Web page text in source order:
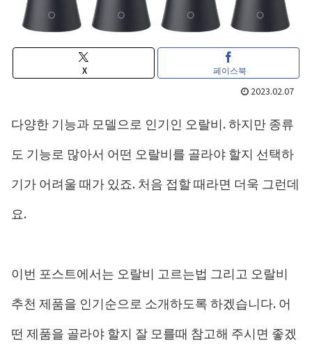
X 페이스북
2023.02.07
다양한 기능과 모델으로 인기인 오랄비. 하지만 종류
도 기능로 많아서 어떤 오랄비를 골라야 할지 선택하
기가 어려울 때가 있죠. 처음 접할 때라면 더욱 그런데
요.
이번 포스트에서는 오랄비 고르는법 그리고 오랄비
추천 제품을 인기순으로 소개하도록 하겠습니다. 어
떤 제품을 골라야 할지 잘 모를때 참고해 주시면 좋겠